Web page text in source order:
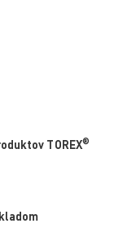
TOREX®